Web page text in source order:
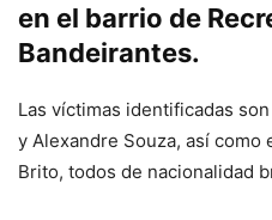
en el barrio de
Bandeirantes.
Las víctimas identificadas
y Alexandre Souza, así como
Brito, todos de nacionalidad